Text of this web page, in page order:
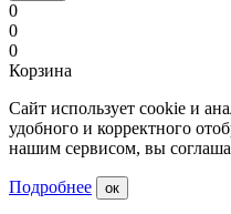
0
0
0
Корзина
Сайт использует cookie и
удобного и корректного
нашим сервисом, вы
Подробнее ок